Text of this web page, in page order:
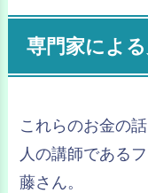
専門家によ
これらのお金の
人の講師である
藤さん。